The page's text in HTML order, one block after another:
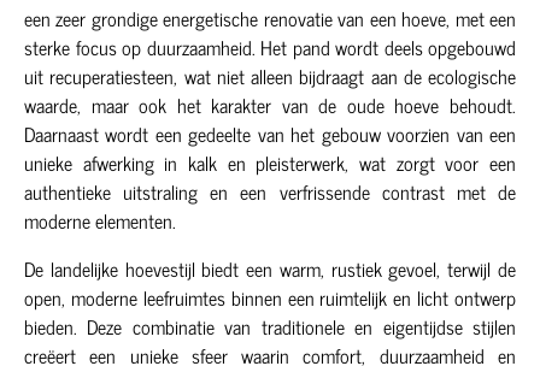
een zeer grondige energetische renovatie van een hoeve, met een
sterke focus op duurzaamheid. Het pand wordt deels opgebouwd
uit recuperatiesteen, wat niet alleen bijdraagt aan de ecologische
waarde, maar ook het karakter van de oude hoeve behoudt.
Daarnaast wordt een gedeelte van het gebouw voorzien van een
unieke afwerking in kalk en pleisterwerk, wat zorgt voor een
authentieke uitstraling en een verfrissende contrast met de
moderne elementen.
De landelijke hoevestijl biedt een warm, rustiek gevoel, terwijl de
open, moderne leefruimtes binnen een ruimtelijk en licht ontwerp
bieden. Deze combinatie van traditionele en eigentijdse stijlen
creëert een unieke sfeer waarin comfort, duurzaamheid en